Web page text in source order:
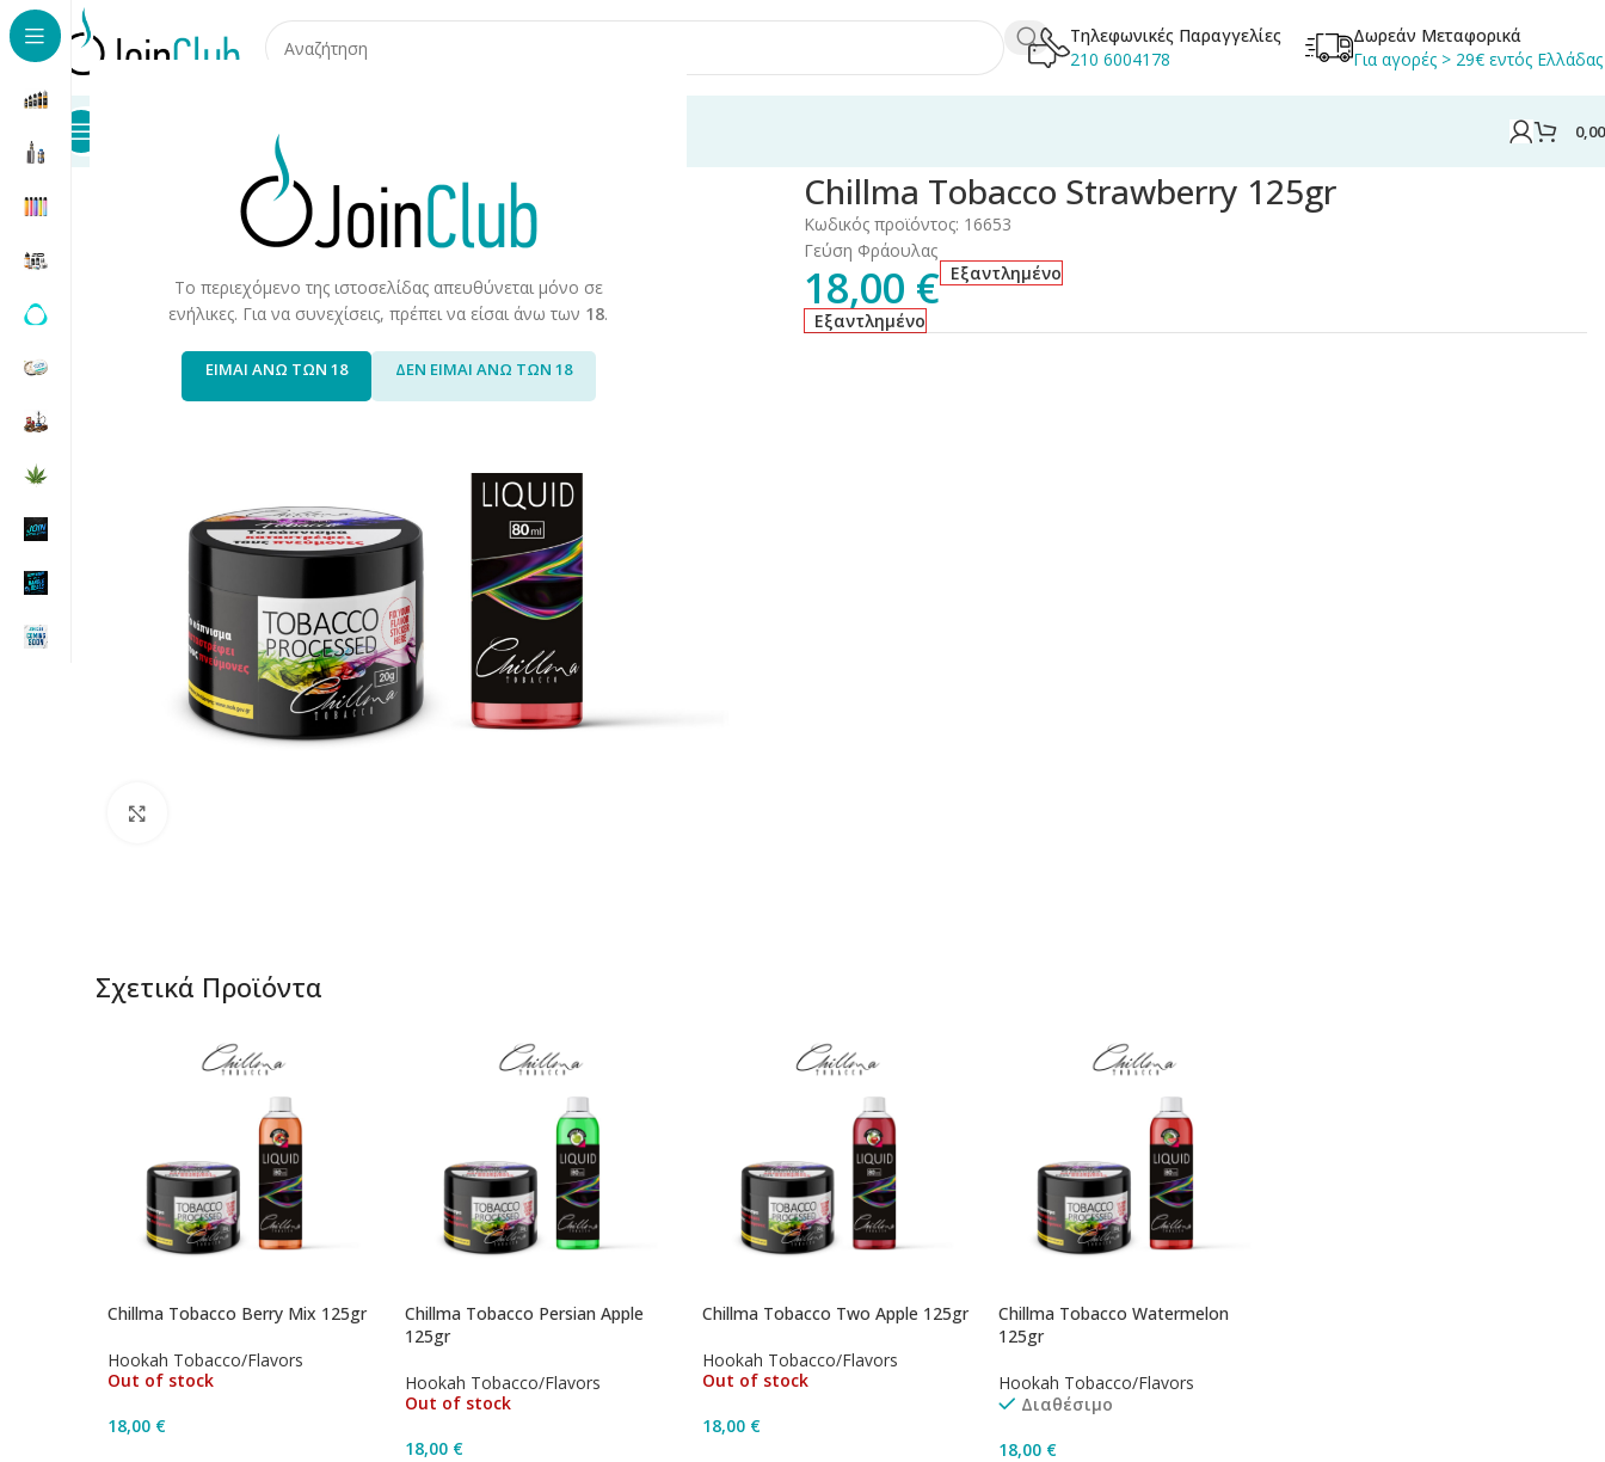
Το περιεχόμενο της ιστοσελίδας απευθύνεται μόνο σε
ενήλικες. Για να συνεχίσεις, πρέπει να είσαι άνω των 18.
ΕΙΜΑΙ ΑΝΩ ΤΩΝ 18 ΔΕΝ ΕΙΜΑΙ ΑΝΩ ΤΩΝ 18
Τηλεφωνικές Παραγγελίες
210 6004178
Δωρεάν Μεταφορικά
Για αγορές > 29€ εντός
Καταστήματα
Προϊόντα Καπνού
Chillma Tobacco Strawberry 125gr
Κωδικός προϊόντος: 16653
Γεύση Φράουλας
18,00 € Εξαντλημένο
Εξαντλημένο
Σχετικά Προϊόντα
Chillma Tobacco Berry Mix 125gr
Hookah Tobacco/Flavors
Out of stock
18,00 €
Chillma Tobacco Persian Apple
125gr
Hookah Tobacco/Flavors
Out of stock
18,00 €
Chillma Tobacco Two Apple 125gr
Hookah Tobacco/Flavors
Out of stock
18,00 €
Chillma Tobacco Watermelon
125gr
Hookah Tobacco/Flavors
Διαθέσιμο
18,00 €